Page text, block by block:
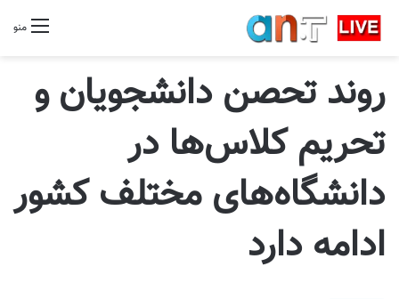
منو
روند تحصن دانشجویان و
تحریم کلاس‌ها در
دانشگاه‌های مختلف کشور
ادامه دارد